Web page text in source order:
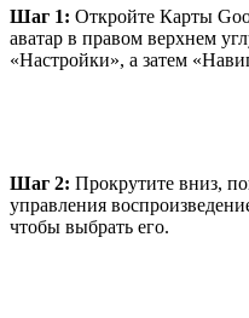
Шаг 1: Откройте Карты
аватар в правом верхнем
«Настройки», а затем
Шаг 2: Прокрутите вниз,
управления
чтобы выбрать его.